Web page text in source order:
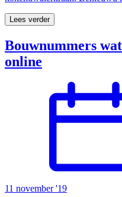
Lees verder
Bouwnummers
online
11 november '19